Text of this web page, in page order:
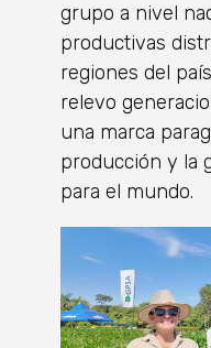
grupo a nivel
productivas
regiones del
relevo
una marca
producción y la
para el mundo.